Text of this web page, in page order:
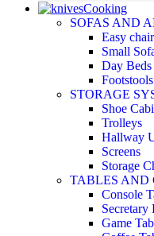
Cooking
SOFAS AND
Easy
Small
Day Beds
Footstools
STORAGE
Shoe
Trolleys
Hallway
Screens
Storage
TABLES AND
Console
Secretary
Game